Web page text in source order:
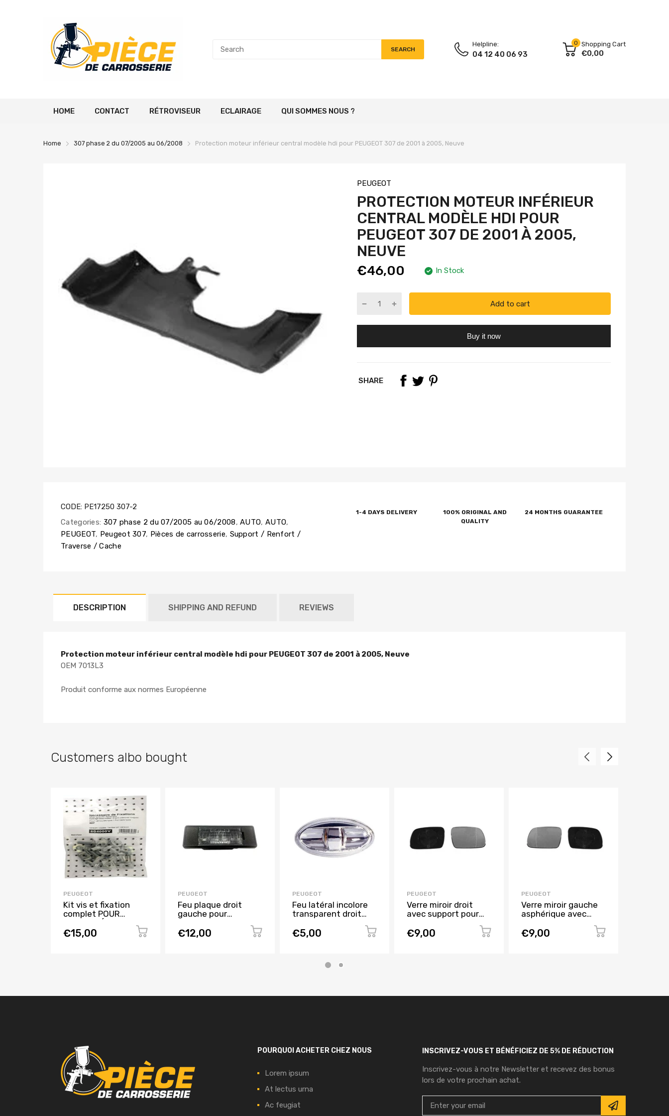
SEARCH
Helpline:
04 12 40 06 93
0 Shopping Cart
€0,00
HOME CONTACT RÉTROVISEUR ECLAIRAGE QUI SOMMES NOUS ?
Home 307 phase 2 du 07/2005 au 06/2008 Protection moteur inférieur central modèle hdi pour PEUGEOT 307 de 2001 à 2005, Neuve
PEUGEOT
PROTECTION MOTEUR INFÉRIEUR
CENTRAL MODÈLE HDI POUR
PEUGEOT 307 DE 2001 À 2005,
NEUVE
€46,00 In Stock
Add to cart
Buy it now
SHARE
CODE: PE17250 307-2
Categories: 307 phase 2 du 07/2005 au 06/2008, AUTO, AUTO,
PEUGEOT, Peugeot 307, Pièces de carrosserie, Support / Renfort /
Traverse / Cache
1-4 DAYS DELIVERY
100% ORIGINAL AND
QUALITY
24 MONTHS GUARANTEE
DESCRIPTION SHIPPING AND REFUND REVIEWS
Protection moteur inférieur central modèle hdi pour PEUGEOT 307 de 2001 à 2005, Neuve
OEM 7013L3
Produit conforme aux normes Européenne
Customers albo bought
PEUGEOT
Kit vis et fixation
complet POUR
PROTECTION
MOTEUR A 2009 pour
€15,00
PEUGEOT
Feu plaque droit
gauche pour
CITROEN C4 de 2010
à 2017, Neuf
€12,00
PEUGEOT
Feu latéral incolore
transparent droit
CITROEN BERLINGO
de 2002 à 2008,
€5,00
PEUGEOT
Verre miroir droit
avec support pour
2001 à 2005, Neuf
€9,00
PEUGEOT
Verre miroir gauche
asphérique avec
PEUGEOT 307 de
2001 à 2005, Neuf
€9,00
POURQUOI ACHETER CHEZ NOUS
Lorem ipsum
At lectus urna
Ac feugiat
INSCRIVEZ-VOUS ET BÉNÉFICIEZ DE 5% DE RÉDUCTION
Inscrivez-vous à notre Newsletter et recevez des bonus
lors de votre prochain achat.